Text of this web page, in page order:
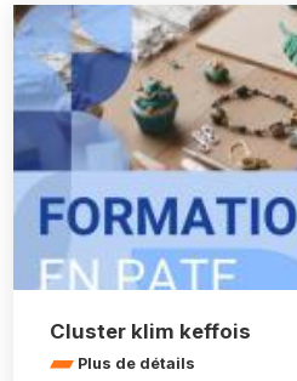
Cluster klim keffois
Plus de détails